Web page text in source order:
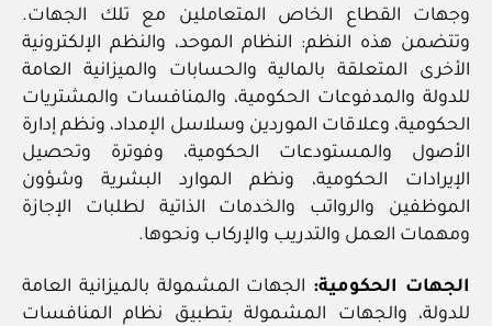
وجهات القطاع الخاص المتعاملين مع تلك الجهات.
وتتضمن هذه النظم: النظام الموحد، والنظم الإلكترونية
الأخرى المتعلقة بالمالية والحسابات والميزانية العامة
للدولة والمدفوعات الحكومية، والمنافسات والمشتريات
الحكومية، وعلاقات الموردين وسلاسل الإمداد، ونظم إدارة
الأصول والمستودعات الحكومية، وفوترة وتحصيل
الإيرادات الحكومية، ونظم الموارد البشرية وشؤون
الموظفين والرواتب والخدمات الذاتية لطلبات الإجازة
ومهمات العمل والتدريب والإركاب ونحوها.
الجهات الحكومية: الجهات المشمولة بالميزانية العامة
للدولة، والجهات المشمولة بتطبيق نظام المنافسات